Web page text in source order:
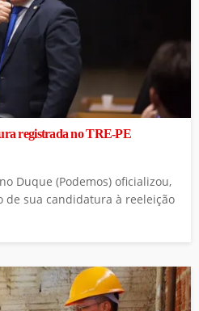
registrada no TRE-PE
Duque (Podemos) oficializou,
de sua candidatura à reeleição